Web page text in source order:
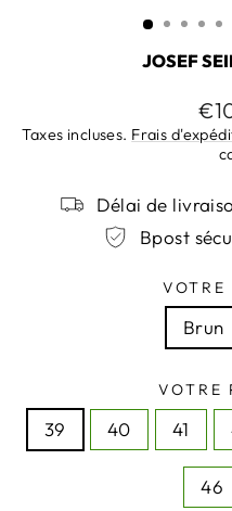
JOSEF
Prix
Taxes incluses. Frais
Délai de
Bpost
VOTRE
Brun
VOTRE
39 40 41
46